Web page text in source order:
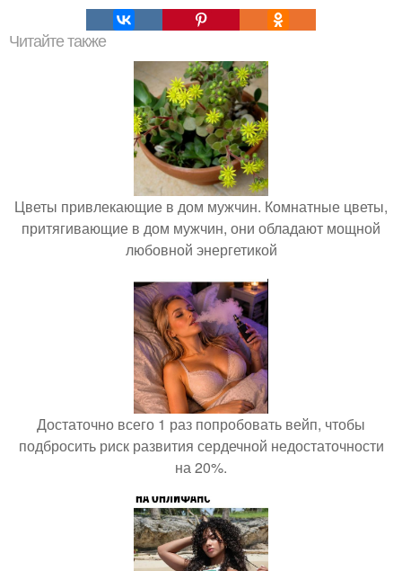
Читайте также
Цветы привлекающие в дом мужчин. Комнатные цветы,
притягивающие в дом мужчин, они обладают мощной
любовной энергетикой
Достаточно всего 1 раз попробовать вейп, чтобы
подбросить риск развития сердечной недостаточности
на 20%.